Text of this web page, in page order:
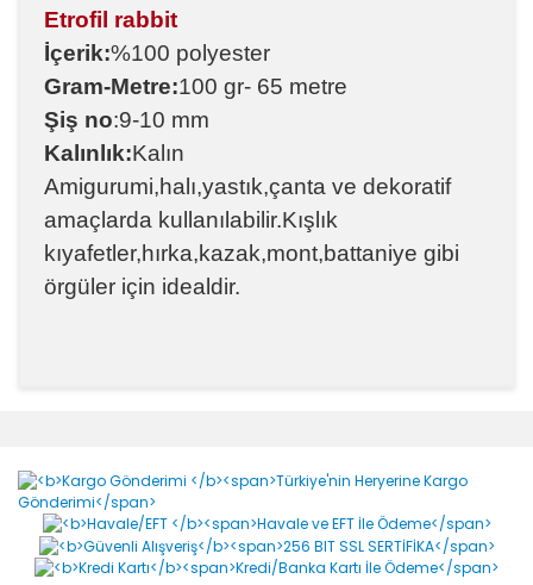
Etrofil rabbit
İçerik:%100 polyester
Gram-Metre:100 gr- 65 metre
Şiş no:9-10 mm
Kalınlık:Kalın
Amigurumi,halı,yastık,çanta ve dekoratif
amaçlarda kullanılabilir.Kışlık
kıyafetler,hırka,kazak,mont,battaniye gibi
örgüler için idealdir.
Yorum Yaz
Ürün resmi kalitesiz, bozuk veya görüntülenemiyor.
Ürün açıklamasında eksik bilgiler bulunuyor.